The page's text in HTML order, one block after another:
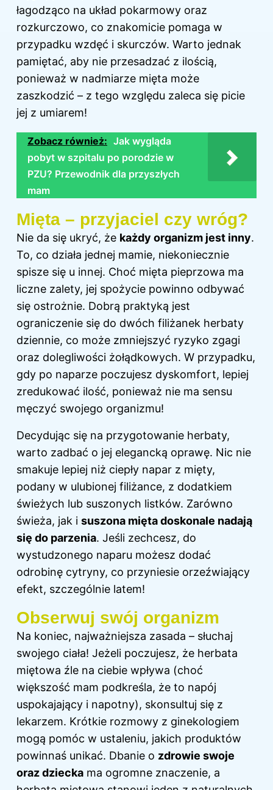
łagodząco na układ pokarmowy oraz
rozkurczowo, co znakomicie pomaga w
przypadku wzdęć i skurczów. Warto jednak
pamiętać, aby nie przesadzać z ilością,
ponieważ w nadmiarze mięta może
zaszkodzić – z tego względu zaleca się picie
jej z umiarem!
Zobacz również: Jak wygląda
pobyt w szpitalu po porodzie w
PZU? Przewodnik dla przyszłych
mam
Mięta – przyjaciel czy wróg?
Nie da się ukryć, że każdy organizm jest inny.
To, co działa jednej mamie, niekoniecznie
spisze się u innej. Choć mięta pieprzowa ma
liczne zalety, jej spożycie powinno odbywać
się ostrożnie. Dobrą praktyką jest
ograniczenie się do dwóch filiżanek herbaty
dziennie, co może zmniejszyć ryzyko zgagi
oraz dolegliwości żołądkowych. W przypadku,
gdy po naparze poczujesz dyskomfort, lepiej
zredukować ilość, ponieważ nie ma sensu
męczyć swojego organizmu!
Decydując się na przygotowanie herbaty,
warto zadbać o jej elegancką oprawę. Nic nie
smakuje lepiej niż ciepły napar z mięty,
podany w ulubionej filiżance, z dodatkiem
świeżych lub suszonych listków. Zarówno
świeża, jak i suszona mięta doskonale nadają
się do parzenia. Jeśli zechcesz, do
wystudzonego naparu możesz dodać
odrobinę cytryny, co przyniesie orzeźwiający
efekt, szczególnie latem!
Obserwuj swój organizm
Na koniec, najważniejsza zasada – słuchaj
swojego ciała! Jeżeli poczujesz, że herbata
miętowa źle na ciebie wpływa (choć
większość mam podkreśla, że to napój
uspokajający i napotny), skonsultuj się z
lekarzem. Krótkie rozmowy z ginekologiem
mogą pomóc w ustaleniu, jakich produktów
powinnaś unikać. Dbanie o zdrowie swoje
oraz dziecka ma ogromne znaczenie, a